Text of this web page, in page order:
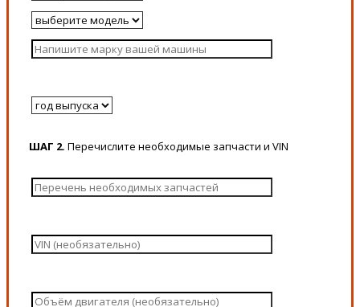
ШАГ 2. Перечислите необходимые запчасти и VIN